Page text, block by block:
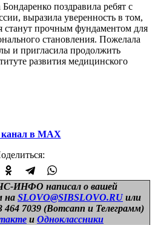
поздравила ребят с
выразила уверенность в том,
станут прочным фундаментом для
становления. Пожелала
и пригласила продолжить
развития медицинского
в МАХ
ИНФО написал о вашей
на SLOVO@SIBSLOVO.RU или
464 7039 (Вотсапп и Телеграмм)
и Одноклассники